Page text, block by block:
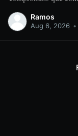
conjunto visitante.
mitad con parciales
Ramos
Aug 6, 2026 •